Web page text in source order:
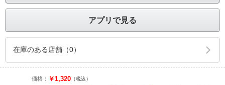
アプリで見る
在庫のある店舗（0）
価格： ￥1,320（税込）